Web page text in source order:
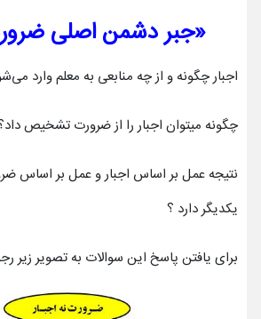
«جبر دشمن اصلی
اجبار چگونه و از چه منابعی به معلم وارد
چگونه میتوان اجبار را از ضرورت تشخیص
نتیجه عمل بر اساس اجبار و عمل بر اساس
یکدیگر دارد ؟
برای یافتن پاسخ این سوالات به تصویر زیر